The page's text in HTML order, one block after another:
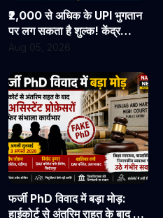
₹2,000 से अधिक के UPI भुगतान
पर लग सकता है शुल्क! केंद्र
सरकार ने संसद में पेश किया नया
Aug 05, 2026
फर्जी PhD विवाद में बड़ा मोड़:
हाईकोर्ट से अंतरिम राहत के बाद 3